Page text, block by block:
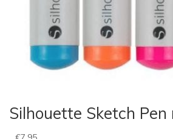
Silhouette Sketch Pen